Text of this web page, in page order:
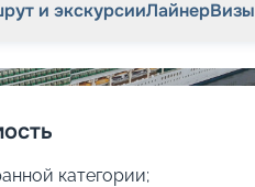
и экскурсииЛайнерВизы
категории;